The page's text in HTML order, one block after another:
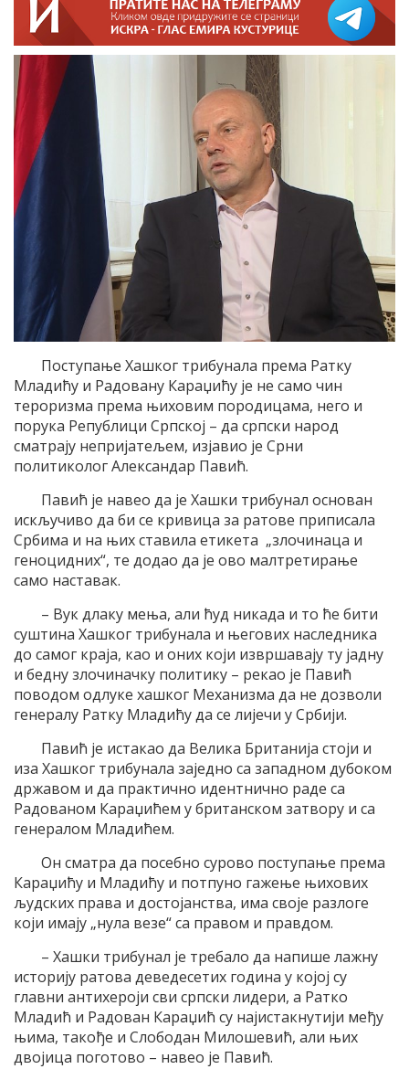
Поступање Хашког трибунала према Ратку
Младићу и Радовану Караџићу је не само чин
тероризма према њиховим породицама, него и
порука Републици Српској – да српски народ
сматрају непријатељем, изјавио је Срни
политиколог Александар Павић.
Павић је навео да је Хашки трибунал основан
искључиво да би се кривица за ратове приписала
Србима и на њих ставила етикета „злочинаца и
геноцидних“, те додао да је ово малтретирање
само наставак.
– Вук длаку мења, али ћуд никада и то ће бити
суштина Хашког трибунала и његових наследника
до самог краја, као и оних који извршавају ту јадну
и бедну злочиначку политику – рекао је Павић
поводом одлуке хашког Механизма да не дозволи
генералу Ратку Младићу да се лијечи у Србији.
Павић је истакао да Велика Британија стоји и
иза Хашког трибунала заједно са западном дубоком
државом и да практично идентнично раде са
Радованом Караџићем у британском затвору и са
генералом Младићем.
Он сматра да посебно сурово поступање према
Караџићу и Младићу и потпуно гажење њихових
људских права и достојанства, има своје разлоге
који имају „нула везе“ са правом и правдом.
– Хашки трибунал је требало да напише лажну
историју ратова деведесетих година у којој су
главни антихероји сви српски лидери, а Ратко
Младић и Радован Караџић су најистакнутији међу
њима, такође и Слободан Милошевић, али њих
двојица поготово – навео је Павић.